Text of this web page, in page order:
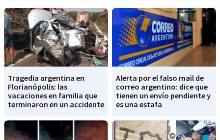
Tragedia argentina en
Florianópolis: las
vacaciones en familia que
terminaron en un accidente
Alerta por el falso mail de
correo argentino: dice que
tienen un envío pendiente y
es una estafa